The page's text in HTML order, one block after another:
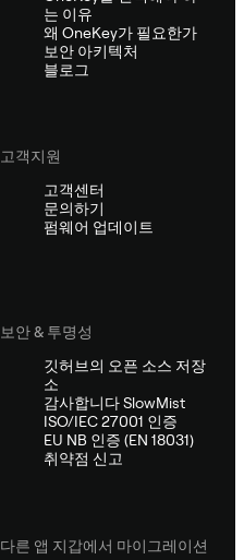
는 이유
왜 OneKey가 필요한가
보안 아키텍처
블로그
고객지원
고객센터
문의하기
펌웨어 업데이트
보안 & 투명성
깃허브의 오픈 소스 저장
소
감사합니다 SlowMist
ISO/IEC 27001 인증
EU NB 인증 (EN 18031)
취약점 신고
다른 앱 지갑에서 마이그레이션